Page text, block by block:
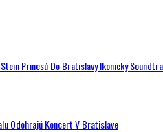
Prinesú Do Bratislavy Ikonický
Odohrajú Koncert V Bratislave